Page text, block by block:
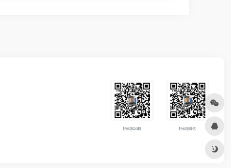
扫码加QQ群 扫码加微信